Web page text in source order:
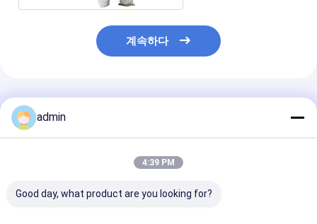
계속하다
추천된 제품
admin
4:39 PM
Good day, what product are you looking for?